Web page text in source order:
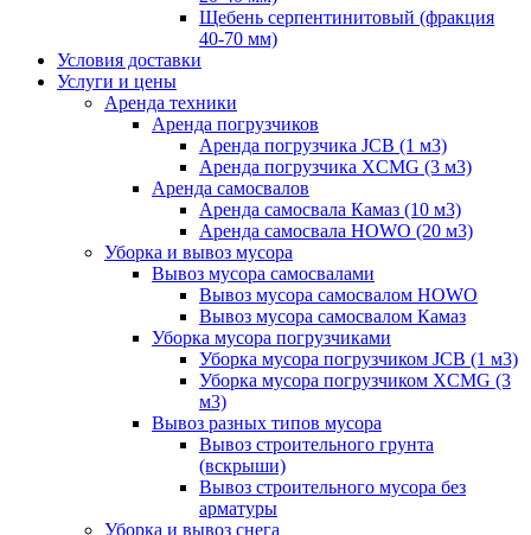
Щебень серпентинитовый (фракция
40-70 мм)
Условия доставки
Услуги и цены
Аренда техники
Аренда погрузчиков
Аренда погрузчика JCB (1 м3)
Аренда погрузчика XCMG (3 м3)
Аренда самосвалов
Аренда самосвала Камаз (10 м3)
Аренда самосвала HOWO (20 м3)
Уборка и вывоз мусора
Вывоз мусора самосвалами
Вывоз мусора самосвалом HOWO
Вывоз мусора самосвалом Камаз
Уборка мусора погрузчиками
Уборка мусора погрузчиком JCB (1 м3)
Уборка мусора погрузчиком XCMG (3
м3)
Вывоз разных типов мусора
Вывоз строительного грунта
(вскрыши)
Вывоз строительного мусора без
арматуры
Уборка и вывоз снега